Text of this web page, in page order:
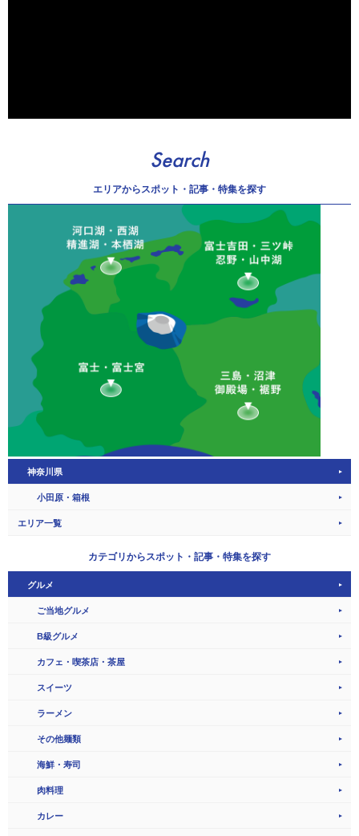
Search
エリアからスポット・記事・特集を探す
神奈川県
小田原・箱根
エリア一覧
カテゴリからスポット・記事・特集を探す
グルメ
ご当地グルメ
B級グルメ
カフェ・喫茶店・茶屋
スイーツ
ラーメン
その他麺類
海鮮・寿司
肉料理
カレー